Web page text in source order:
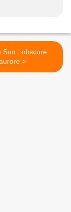
Sun : obscure
aurore >